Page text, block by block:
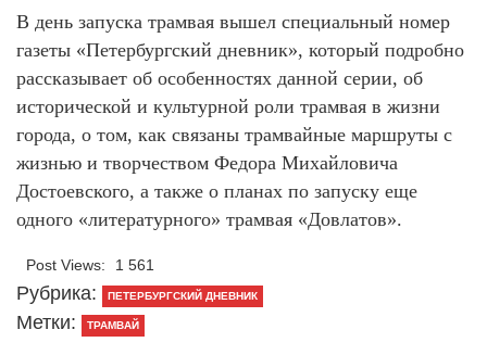
В день запуска трамвая вышел специальный номер
газеты «Петербургский дневник», который подробно
рассказывает об особенностях данной серии, об
исторической и культурной роли трамвая в жизни
города, о том, как связаны трамвайные маршруты с
жизнью и творчеством Федора Михайловича
Достоевского, а также о планах по запуску еще
одного «литературного» трамвая «Довлатов».
Post Views: 1 561
Рубрика: ПЕТЕРБУРГСКИЙ ДНЕВНИК
Метки: ТРАМВАЙ